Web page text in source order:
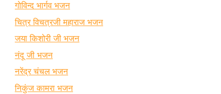
गोविन्द भार्गव भजन
चित्र विचत्रजी महाराज भजन
जया किशोरी जी भजन
नंदू जी भजन
नरेंद्र चंचल भजन
निकुंज कामरा भजन